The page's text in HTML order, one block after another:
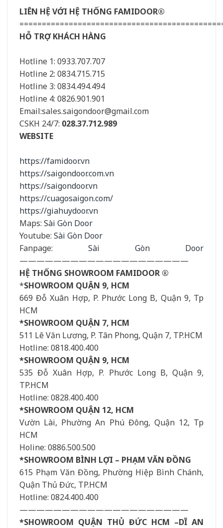
LIÊN HỆ VỚI HỆ THỐNG FAMIDOOR®
HỖ TRỢ KHÁCH HÀNG
Hotline 1: 0933.707.707
Hotline 2: 0834.715.715
Hotline 3: 0834.494.494
Hotline 4: 0826.901.901
Email:sales.saigondoor@gmail.com
CSKH 24/7: 028.37.712.989
WEBSITE
https://famidoor.vn
https://saigondoor.com.vn
https://saigondoor.vn
https://cuagosaigon.com/
https://giahuydoor.vn
Maps: Sài Gòn Door
Youtube: Sài Gòn Door
Fanpage: Sài Gòn Door
————————————————————
HỆ THỐNG SHOWROOM FAMIDOOR ®
*SHOWROOM QUẬN 9, HCM
669 Đỗ Xuân Hợp, P. Phước Long B, Quận 9, Tp
HCM
*SHOWROOM QUẬN 7, HCM
511 Lê Văn Lương, P. Tân Phong, Quận 7, TP.HCM
Hotline: 0818.400.400
*SHOWROOM QUẬN 9, HCM
535 Đỗ Xuân Hợp, P. Phước Long B, Quận 9,
TP.HCM
Hotline: 0828.400.400
*SHOWROOM QUẬN 12, HCM
Vườn Lài, Phường An Phú Đông, Quận 12, Tp
HCM
Holine: 0886.500.500
*SHOWROOM BÌNH LỢI – PHẠM VĂN ĐỒNG
615 Phạm Văn Đồng, Phường Hiệp Bình Chánh,
Quận Thủ Đức, TP.HCM
Hotline: 0824.400.400
————————————————————
*SHOWROOM QUẬN THỦ ĐỨC HCM –DĨ AN